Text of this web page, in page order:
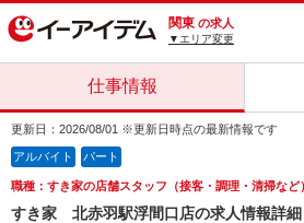
関東 の求人
▼エリア変更
仕事情報
更新日：2026/08/01 ※更新日時点の最新情報です
アルバイト パート
職種：すき家の店舗スタッフ（接客・調理・清掃など）
すき家 北赤羽駅浮間口店の求人情報詳